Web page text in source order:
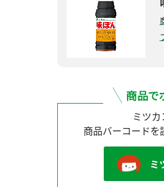
ミツ
商品バーコードを
ミ